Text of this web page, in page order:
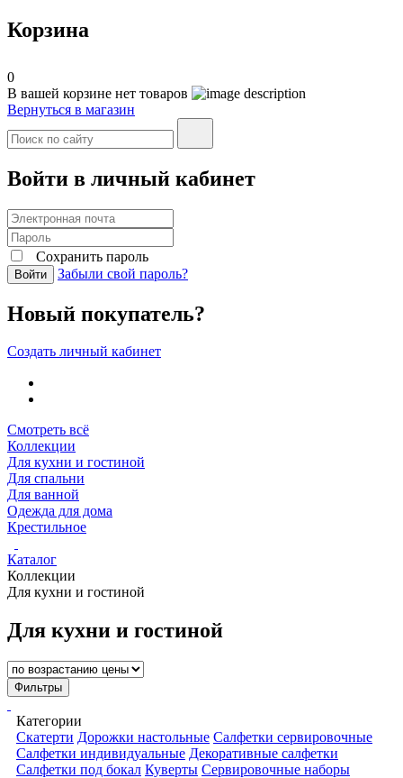
Корзина
0
В вашей корзине нет товаров
Вернуться в магазин
Войти в личный кабинет
Сохранить пароль
Войти Забыли свой пароль?
Новый покупатель?
Создать личный кабинет
Смотреть всё
Коллекции
Для кухни и гостиной
Для спальни
Для ванной
Одежда для дома
Крестильное
Каталог
Коллекции
Для кухни и гостиной
Для кухни и гостиной
Фильтры
Категории
Скатерти Дорожки настольные Салфетки сервировочные
Салфетки индивидуальные Декоративные салфетки
Салфетки под бокал Куверты Сервировочные наборы